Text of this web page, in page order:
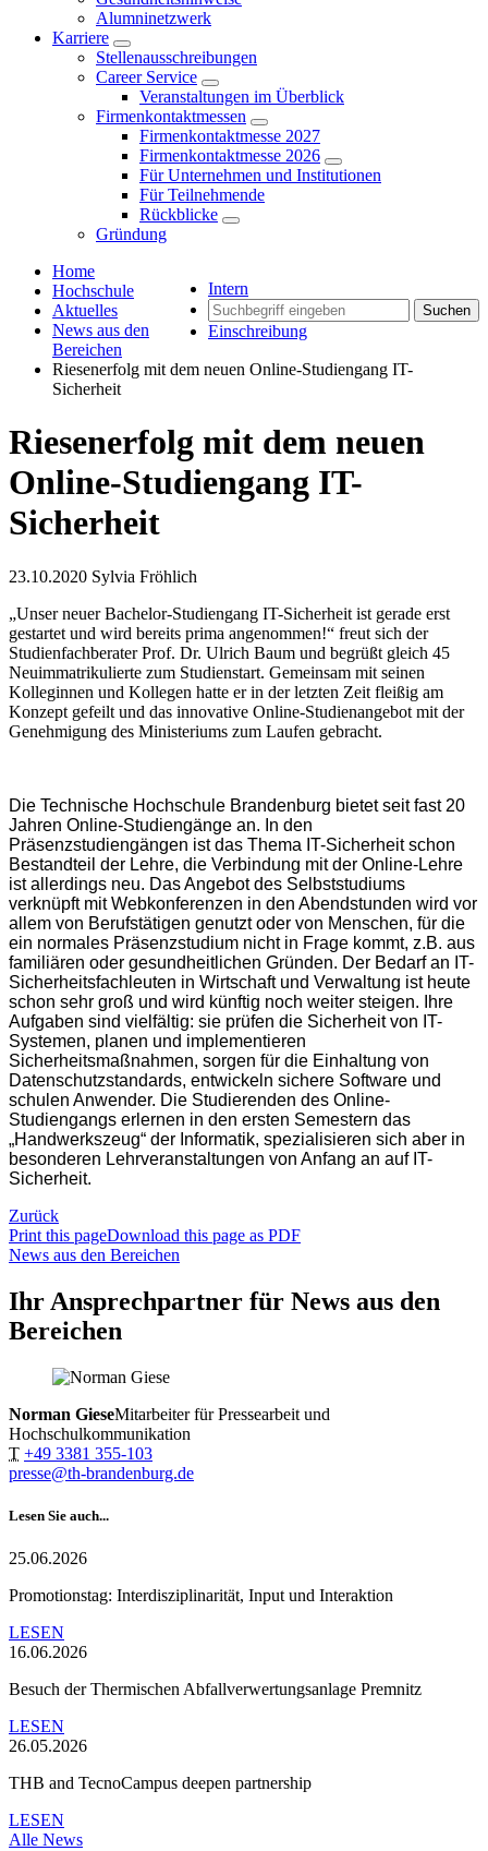
Alumninetzwerk
Karriere
Stellenausschreibungen
Career Service
Veranstaltungen im Überblick
Firmenkontaktmessen
Firmenkontaktmesse 2027
Firmenkontaktmesse 2026
Für Unternehmen und Institutionen
Für Teilnehmende
Rückblicke
Gründung
Intern
Suchen
Einschreibung
Home
Hochschule
Aktuelles
News aus den
Bereichen
Riesenerfolg mit dem neuen Online-Studiengang IT-
Sicherheit
Riesenerfolg mit dem neuen
Online-Studiengang IT-
Sicherheit
23.10.2020 Sylvia Fröhlich
„Unser neuer Bachelor-Studiengang IT-Sicherheit ist gerade erst
gestartet und wird bereits prima angenommen!“ freut sich der
Studienfachberater Prof. Dr. Ulrich Baum und begrüßt gleich 45
Neuimmatrikulierte zum Studienstart. Gemeinsam mit seinen
Kolleginnen und Kollegen hatte er in der letzten Zeit fleißig am
Konzept gefeilt und das innovative Online-Studienangebot mit der
Genehmigung des Ministeriums zum Laufen gebracht.
Die Technische Hochschule Brandenburg bietet seit fast 20
Jahren Online-Studiengänge an. In den
Präsenzstudiengängen ist das Thema IT-Sicherheit schon
Bestandteil der Lehre, die Verbindung mit der Online-Lehre
ist allerdings neu. Das Angebot des Selbststudiums
verknüpft mit Webkonferenzen in den Abendstunden wird vor
allem von Berufstätigen genutzt oder von Menschen, für die
ein normales Präsenzstudium nicht in Frage kommt, z.B. aus
familiären oder gesundheitlichen Gründen. Der Bedarf an IT-
Sicherheitsfachleuten in Wirtschaft und Verwaltung ist heute
schon sehr groß und wird künftig noch weiter steigen. Ihre
Aufgaben sind vielfältig: sie prüfen die Sicherheit von IT-
Systemen, planen und implementieren
Sicherheitsmaßnahmen, sorgen für die Einhaltung von
Datenschutzstandards, entwickeln sichere Software und
schulen Anwender. Die Studierenden des Online-
Studiengangs erlernen in den ersten Semestern das
„Handwerkszeug“ der Informatik, spezialisieren sich aber in
besonderen Lehrveranstaltungen von Anfang an auf IT-
Sicherheit.
Zurück
Print this pageDownload this page as PDF
News aus den Bereichen
Ihr Ansprechpartner für News aus den
Bereichen
Norman GieseMitarbeiter für Pressearbeit und
Hochschulkommunikation
T +49 3381 355-103
presse@th-brandenburg.de
Lesen Sie auch...
25.06.2026
Promotionstag: Interdisziplinarität, Input und Interaktion
LESEN
16.06.2026
Besuch der Thermischen Abfallverwertungsanlage Premnitz
LESEN
26.05.2026
THB and TecnoCampus deepen partnership
LESEN
Alle News